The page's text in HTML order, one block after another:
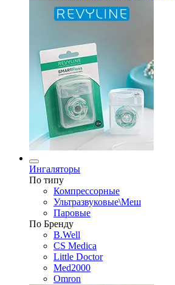
Ингаляторы
По типу
Компрессорные
Ультразвуковые\Меш
Паровые
По Бренду
B.Well
CS Medica
Little Doctor
Med2000
Omron